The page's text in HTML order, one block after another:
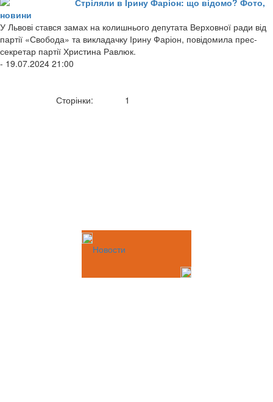
Стріляли в Ірину Фаріон: що відомо? Фото,
новини
У Львові стався замах на колишнього депутата Верховної ради від
партії «Свобода» та викладачку Ірину Фаріон, повідомила прес-
секретар партії Христина Равлюк.
- 19.07.2024 21:00
Сторінки: 1
Новости